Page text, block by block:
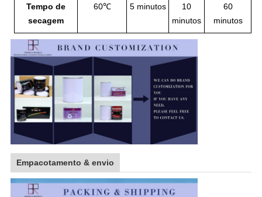
Tempo de
secagem
60℃ 5 minutos
10
minutos
60
minutos
Empacotamento & envio